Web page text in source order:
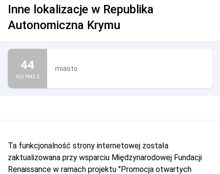
Inne lokalizacje w Republika
Autonomiczna Krymu
44
AQI PM2.5
miasto
Ta funkcjonalność strony internetowej została
zaktualizowana przy wsparciu Międzynarodowej Fundacji
Renaissance w ramach projektu "Promocja otwartych